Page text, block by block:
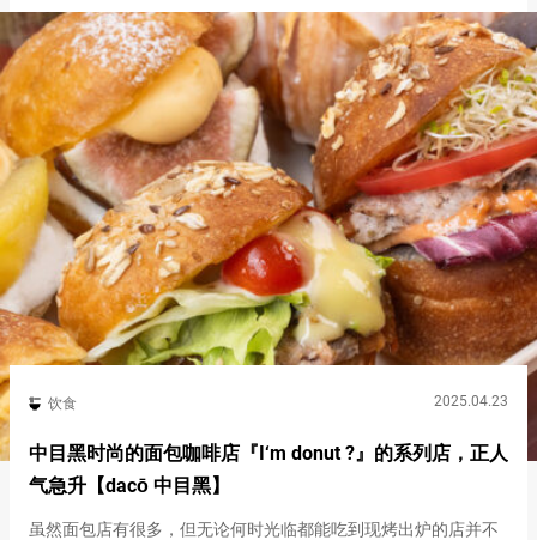
饮食 2025.04.23
中目黑时尚的面包咖啡店『I‘m donut ?』的系列店，正人
气急升【dacō 中目黑】
虽然面包店有很多，但无论何时光临都能吃到现烤出炉的店并不